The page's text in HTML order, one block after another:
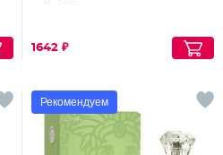
1642 ₽
Рекомендуем